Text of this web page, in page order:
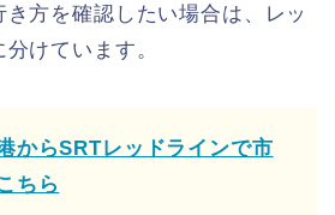
方を確認したい場合は、レッ
けています。
からSRTレッドラインで市
ちら